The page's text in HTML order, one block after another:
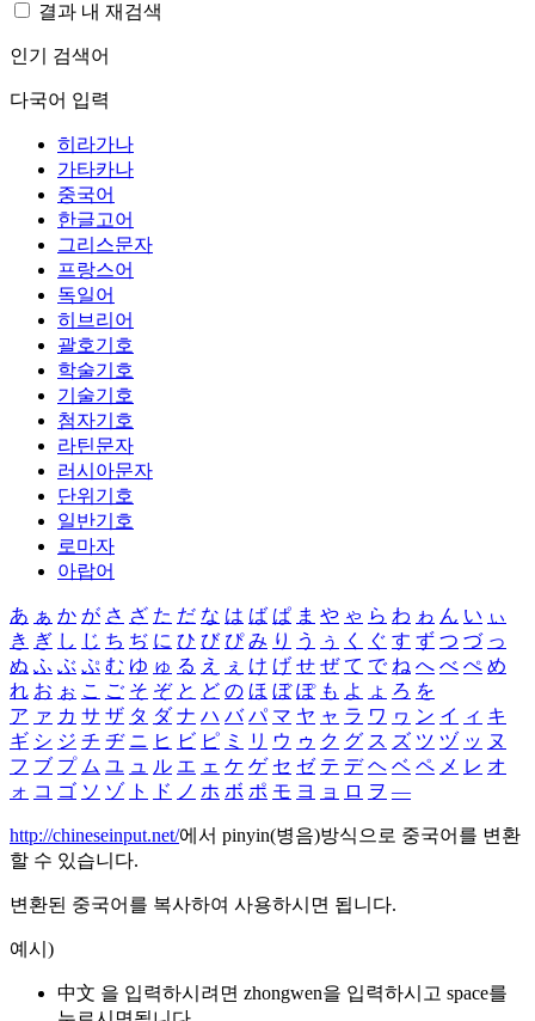
결과 내 재검색
인기 검색어
다국어 입력
히라가나
가타카나
중국어
한글고어
그리스문자
프랑스어
독일어
히브리어
괄호기호
학술기호
기술기호
첨자기호
라틴문자
러시아문자
단위기호
일반기호
로마자
아랍어
あ ぁ か が さ ざ た だ な は ば ぱ ま や ゃ ら わ ゎ ん い ぃ
き ぎ し じ ち ぢ に ひ び ぴ み り う ぅ く ぐ す ず つ づ っ
ぬ ふ ぶ ぷ む ゆ ゅ る え ぇ け げ せ ぜ て で ね へ べ ぺ め
れ お ぉ こ ご そ ぞ と ど の ほ ぼ ぽ も よ ょ ろ を
ア ァ カ サ ザ タ ダ ナ ハ バ パ マ ヤ ャ ラ ワ ヮ ン イ ィ キ
ギ シ ジ チ ヂ ニ ヒ ビ ピ ミ リ ウ ゥ ク グ ス ズ ツ ヅ ッ ヌ
フ ブ プ ム ユ ュ ル エ ェ ケ ゲ セ ゼ テ デ ヘ ベ ペ メ レ オ
ォ コ ゴ ソ ゾ ト ド ノ ホ ボ ポ モ ヨ ョ ロ ヲ ―
http://chineseinput.net/에서 pinyin(병음)방식으로 중국어를 변환
할 수 있습니다.
변환된 중국어를 복사하여 사용하시면 됩니다.
예시)
中文 을 입력하시려면 zhongwen을 입력하시고 space를